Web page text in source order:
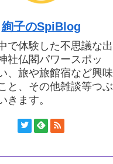
絢子のSpiBlog
で体験した不思議な出
社仏閣パワースポッ
、旅や旅館宿など興味
と、その他雑談等つぶ
きます。